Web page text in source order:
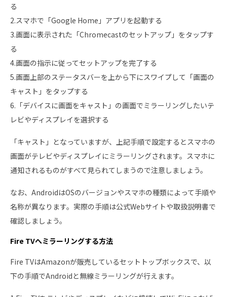
る
2.スマホで「Google Home」アプリを起動する
3.画面に表示された「Chromecastのセットアップ」をタップす
る
4.画面の指示に従ってセットアップを完了する
5.画面上部のステータスバーを上から下にスワイプして「画面の
キャスト」をタップする
6.「デバイスに画面をキャスト」の画面でミラーリングしたいテ
レビやディスプレイを選択する
「キャスト」となっていますが、上記手順で設定するとスマホの
画面がテレビやディスプレイにミラーリングされます。スマホに
通知されるものがすべて見られてしまうので注意しましょう。
なお、AndroidはOSのバージョンやスマホの種類によって手順や
名称が異なります。実際の手順は公式Webサイトや取扱説明書で
確認しましょう。
Fire TVへミラーリングする方法
Fire TVはAmazonが販売しているセットトップボックスで、以
下の手順でAndroidと無線ミラーリングが行えます。